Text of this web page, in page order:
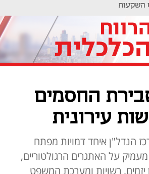
השקעות
החסמים
עירונית
הנדל"ן איחד דמויות מפתח
על האתגרים הרגולטוריים,
יזמים, רשויות ומערכת המשפט